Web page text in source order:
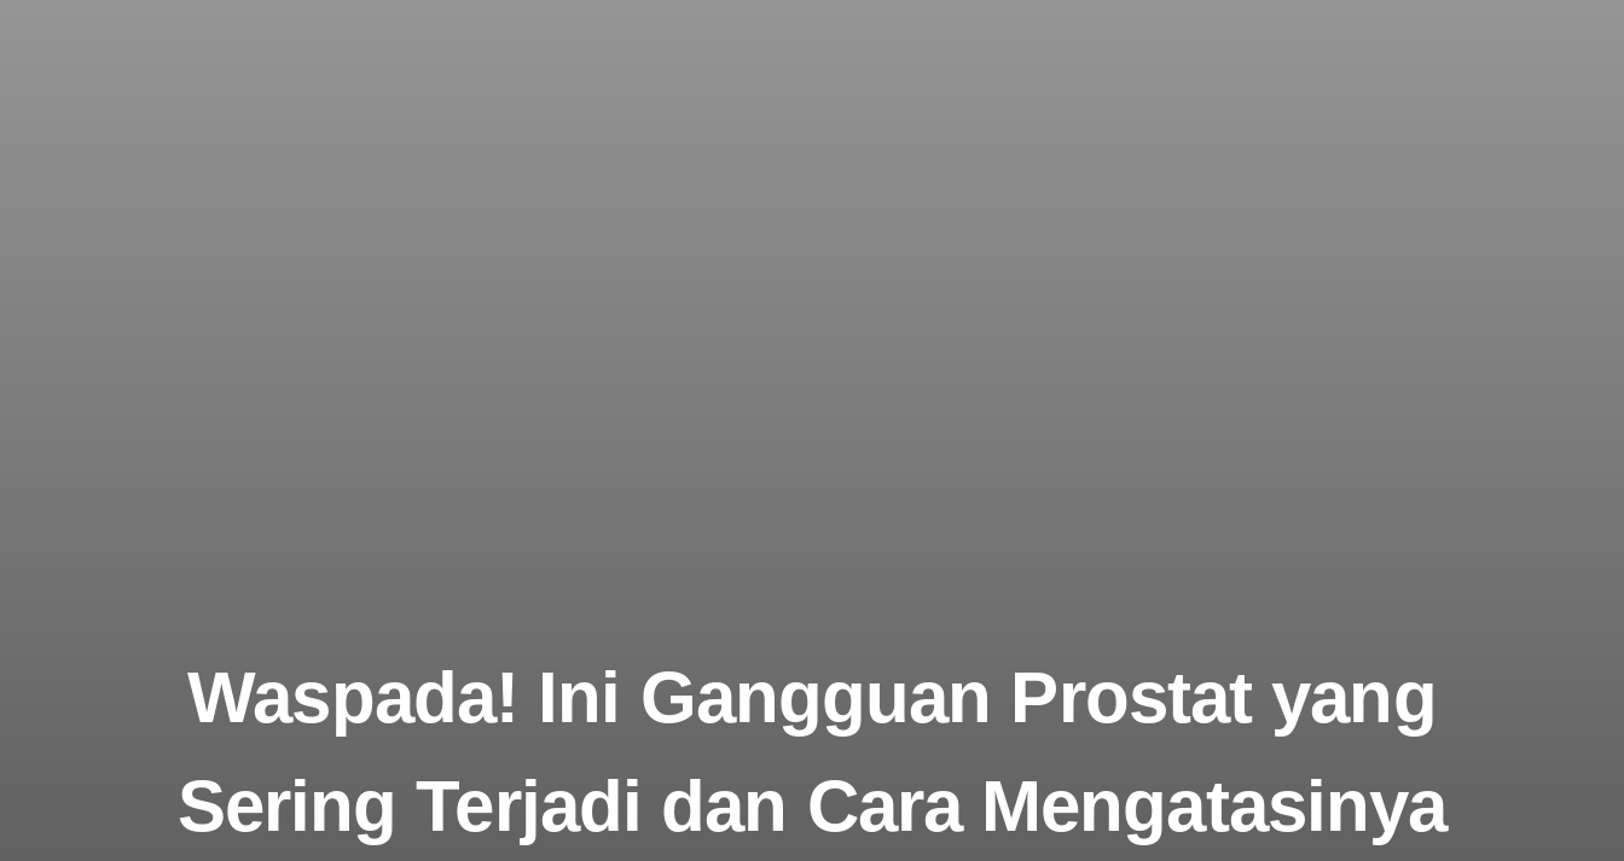
Waspada! Ini Gangguan Prostat yang
Sering Terjadi dan Cara Mengatasinya